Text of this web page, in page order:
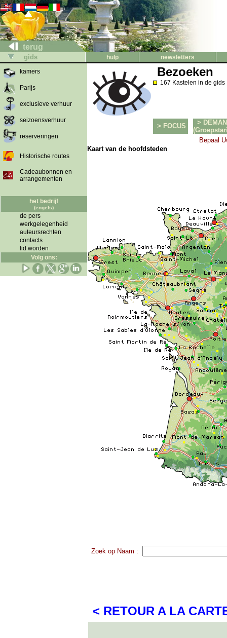
terug
gids hulp
newsletters
kamers
Parijs
exclusieve verhuur
seizoensverhuur
reserveringen
Historische routes
Cadeaubonnen en
arrangementen
het bedrijf
(engels)
de pers
werkgelegenheid
auteursrechten
contacts
lid worden
Volg ons:
Bezoeken
167 Kastelen in de gids
> FOCUS
>
Bepaal
Kaart van de hoofdsteden
Zoek op Naam :
< RETOUR A LA